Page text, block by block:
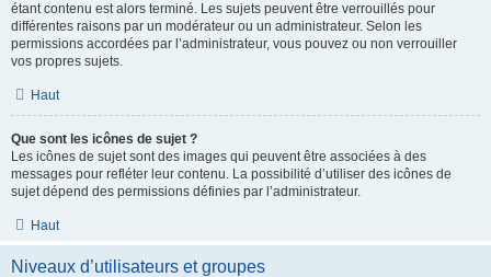
étant contenu est alors terminé. Les sujets peuvent être verrouillés pour
différentes raisons par un modérateur ou un administrateur. Selon les
permissions accordées par l’administrateur, vous pouvez ou non verrouiller
vos propres sujets.
Haut
Que sont les icônes de sujet ?
Les icônes de sujet sont des images qui peuvent être associées à des
messages pour refléter leur contenu. La possibilité d’utiliser des icônes de
sujet dépend des permissions définies par l’administrateur.
Haut
Niveaux d’utilisateurs et groupes